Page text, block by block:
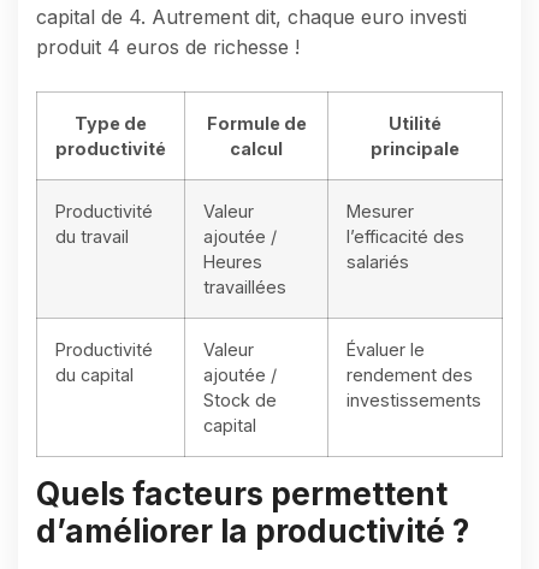
capital de 4. Autrement dit, chaque euro investi
produit 4 euros de richesse !
Type de
productivité
Formule de
calcul
Utilité
principale
Productivité
du travail
Valeur
ajoutée /
Heures
travaillées
Mesurer
l’efficacité des
salariés
Productivité
du capital
Valeur
ajoutée /
Stock de
capital
Évaluer le
rendement des
investissements
Quels facteurs permettent
d’améliorer la productivité ?